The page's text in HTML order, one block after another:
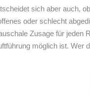
sich aber auch,
oder schlecht
Zusage für
möglich ist.